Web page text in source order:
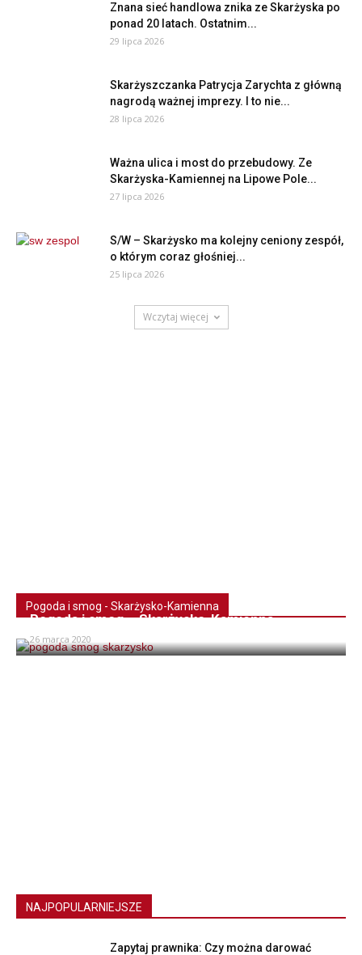
Znana sieć handlowa znika ze Skarżyska po
ponad 20 latach. Ostatnim...
29 lipca 2026
Skarżyszczanka Patrycja Zarychta z główną
nagrodą ważnej imprezy. I to nie...
28 lipca 2026
Ważna ulica i most do przebudowy. Ze
Skarżyska-Kamiennej na Lipowe Pole...
27 lipca 2026
S/W – Skarżysko ma kolejny ceniony zespół,
o którym coraz głośniej...
25 lipca 2026
Wczytaj więcej
Pogoda i smog - Skarżysko-Kamienna
Pogoda i smog – Skarżysko-Kamienna
26 marca 2020
NAJPOPULARNIEJSZE
Zapytaj prawnika: Czy można darować